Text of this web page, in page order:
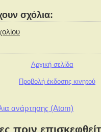
σχόλια:
Αρχική σελίδα
Προβολή έκδοσης κινητού
ανάρτησης (Atom)
πριν